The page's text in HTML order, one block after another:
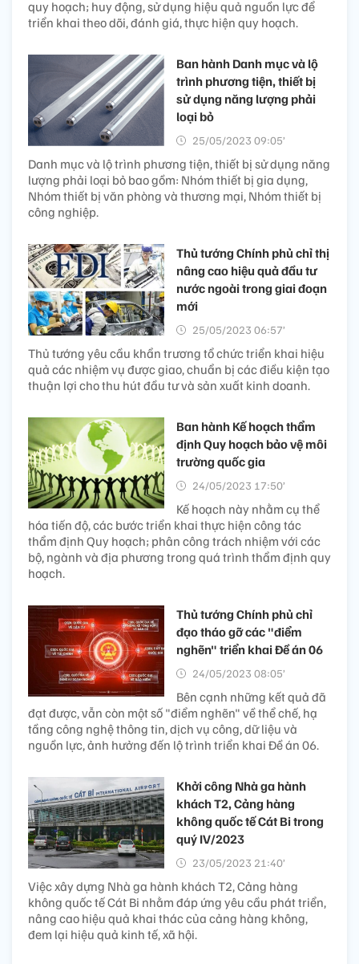
quy hoạch; huy động, sử dụng hiệu quả nguồn lực để
triển khai theo dõi, đánh giá, thực hiện quy hoạch.
Ban hành Danh mục và lộ
trình phương tiện, thiết bị
sử dụng năng lượng phải
loại bỏ
25/05/2023 09:05’
Danh mục và lộ trình phương tiện, thiết bị sử dụng năng
lượng phải loại bỏ bao gồm: Nhóm thiết bị gia dụng,
Nhóm thiết bị văn phòng và thương mại, Nhóm thiết bị
công nghiệp.
Thủ tướng Chính phủ chỉ thị
nâng cao hiệu quả đầu tư
nước ngoài trong giai đoạn
mới
25/05/2023 06:57’
Thủ tướng yêu cầu khẩn trương tổ chức triển khai hiệu
quả các nhiệm vụ được giao, chuẩn bị các điều kiện tạo
thuận lợi cho thu hút đầu tư và sản xuất kinh doanh.
Ban hành Kế hoạch thẩm
định Quy hoạch bảo vệ môi
trường quốc gia
24/05/2023 17:50’
Kế hoạch này nhằm cụ thể
hóa tiến độ, các bước triển khai thực hiện công tác
thẩm định Quy hoạch; phân công trách nhiệm với các
bộ, ngành và địa phương trong quá trình thẩm định quy
hoạch.
Thủ tướng Chính phủ chỉ
đạo tháo gỡ các "điểm
nghẽn" triển khai Đề án 06
24/05/2023 08:05’
Bên cạnh những kết quả đã
đạt được, vẫn còn một số "điểm nghẽn" về thể chế, hạ
tầng công nghệ thông tin, dịch vụ công, dữ liệu và
nguồn lực, ảnh hưởng đến lộ trình triển khai Đề án 06.
Khởi công Nhà ga hành
khách T2, Cảng hàng
không quốc tế Cát Bi trong
quý IV/2023
23/05/2023 21:40’
Việc xây dựng Nhà ga hành khách T2, Cảng hàng
không quốc tế Cát Bi nhằm đáp ứng yêu cầu phát triển,
nâng cao hiệu quả khai thác của cảng hàng không,
đem lại hiệu quả kinh tế, xã hội.